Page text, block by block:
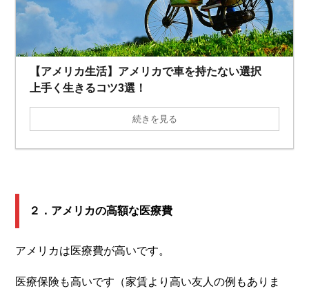
【アメリカ生活】アメリカで車を持たない選択
上手く生きるコツ3選！
続きを見る
２．アメリカの高額な医療費
アメリカは医療費が高いです。
医療保険も高いです（家賃より高い友人の例もありま